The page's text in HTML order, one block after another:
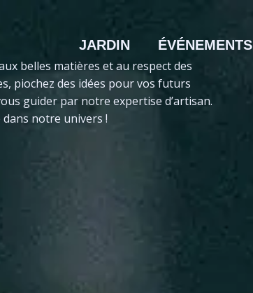
JARDIN ÉVÉNEMENTS
belles matières et au respect des
piochez des idées pour vos futurs
guider par notre expertise d’artisan.
notre univers !